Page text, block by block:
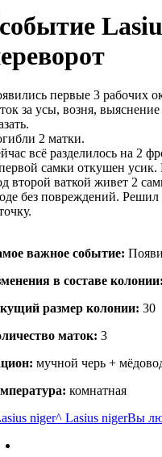
первые 3 рабочих
за усы, возня,
2 матки.
всё разделилось на 2
самки откушен усик.
второй ваткой живет 2
без повреждений.
важное событие:
в составе
размер кoлонии: 30
маток: 3
мучной черь +
комнатная
niger^ Lasius nigerВы